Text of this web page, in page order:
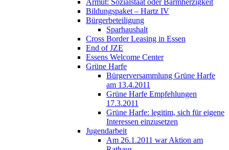
Armut: Sozialstaat oder Barmherzigkeit
Bildungspaket – Hartz IV
Bürgerbeteiligung
Sparhaushalt
Cross Border Leasing in Essen
End of JZE
Essens Welcome Center
Grüne Harfe
Bürgerversammlung Grüne Harfe
am 13.4.2011
Grüne Harfe Empfehlungen
17.3.2011
Grüne Harfe: legitim, sich für eigene
Interessen einzusetzen
Jugendarbeit
Am 26.1.2011 war Aktion am